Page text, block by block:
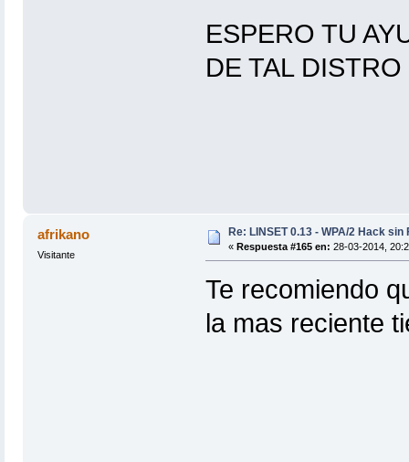
ESPERO TU
DE TAL DISTRO
afrikano
Visitante
Re: LINSET 0.13 - WPA/2 Hack sin
« Respuesta #165 en: 28-03-2014,
Te recomiendo
la mas reciente